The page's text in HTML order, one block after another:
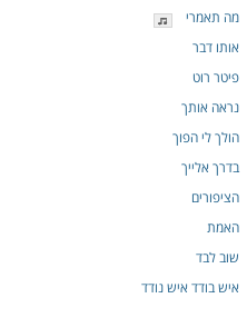
מה תאמרי
אותו דבר
פיטר רוט
נראה אותך
הולך לי הפוך
בדרך אלייך
הציפורים
האמת
שוב לבד
איש בודד איש נודד